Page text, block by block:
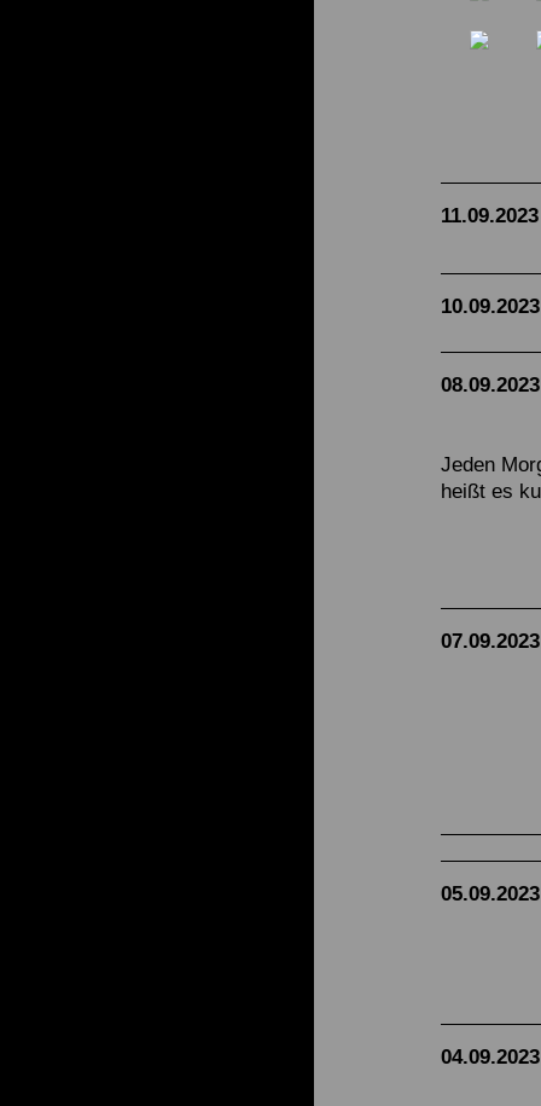
11.09.2023
10.09.2023
08.09.2023
Jeden
heißt es
07.09.2023
05.09.2023
04.09.2023